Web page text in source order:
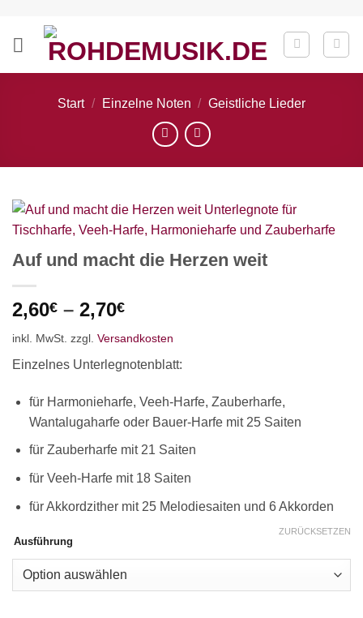
springen
Start / Einzelne Noten / Geistliche Lieder
Auf und macht die Herzen weit
2,60€ – 2,70€
inkl. MwSt. zzgl. Versandkosten
Einzelnes Unterlegnotenblatt:
für Harmonieharfe, Veeh-Harfe, Zauberharfe,
Wantalugaharfe oder Bauer-Harfe mit 25 Saiten
für Zauberharfe mit 21 Saiten
für Veeh-Harfe mit 18 Saiten
für Akkordzither mit 25 Melodiesaiten und 6 Akkorden
Ausführung
ZURÜCKSETZEN